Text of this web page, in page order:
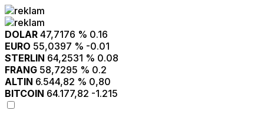
DOLAR 47,7176 % 0.16
EURO 55,0397 % -0.01
STERLIN 64,2531 % 0.08
FRANG 58,7295 % 0.2
ALTIN 6.544,82 % 0,80
BITCOIN 64.177,82 -1.215